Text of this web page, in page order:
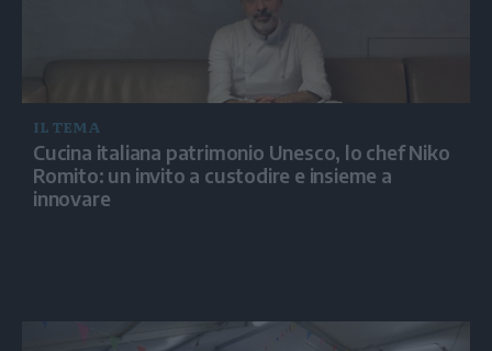
IL TEMA
Cucina italiana patrimonio Unesco, lo chef Niko
Romito: un invito a custodire e insieme a
innovare